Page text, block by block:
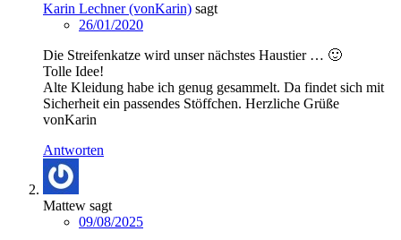
Karin Lechner (vonKarin) sagt
26/01/2020
Die Streifenkatze wird unser nächstes Haustier … 🙂
Tolle Idee!
Alte Kleidung habe ich genug gesammelt. Da findet sich mit
Sicherheit ein passendes Stöffchen. Herzliche Grüße
vonKarin
Antworten
Mattew sagt
09/08/2025